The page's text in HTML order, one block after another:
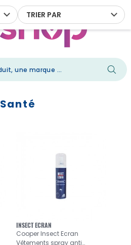
TRIER PAR
Santé
INSECT ECRAN
Cooper Insect Ecran
Vêtements spray anti